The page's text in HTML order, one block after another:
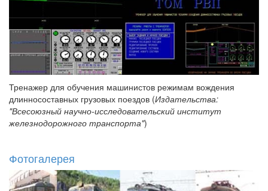
Тренажер для обучения машинистов режимам вождения
длинносоставных грузовых поездов (Издательства:
"Всесоюзный научно-исследовательский институт
железнодорожного транспорта")
Фотогалерея